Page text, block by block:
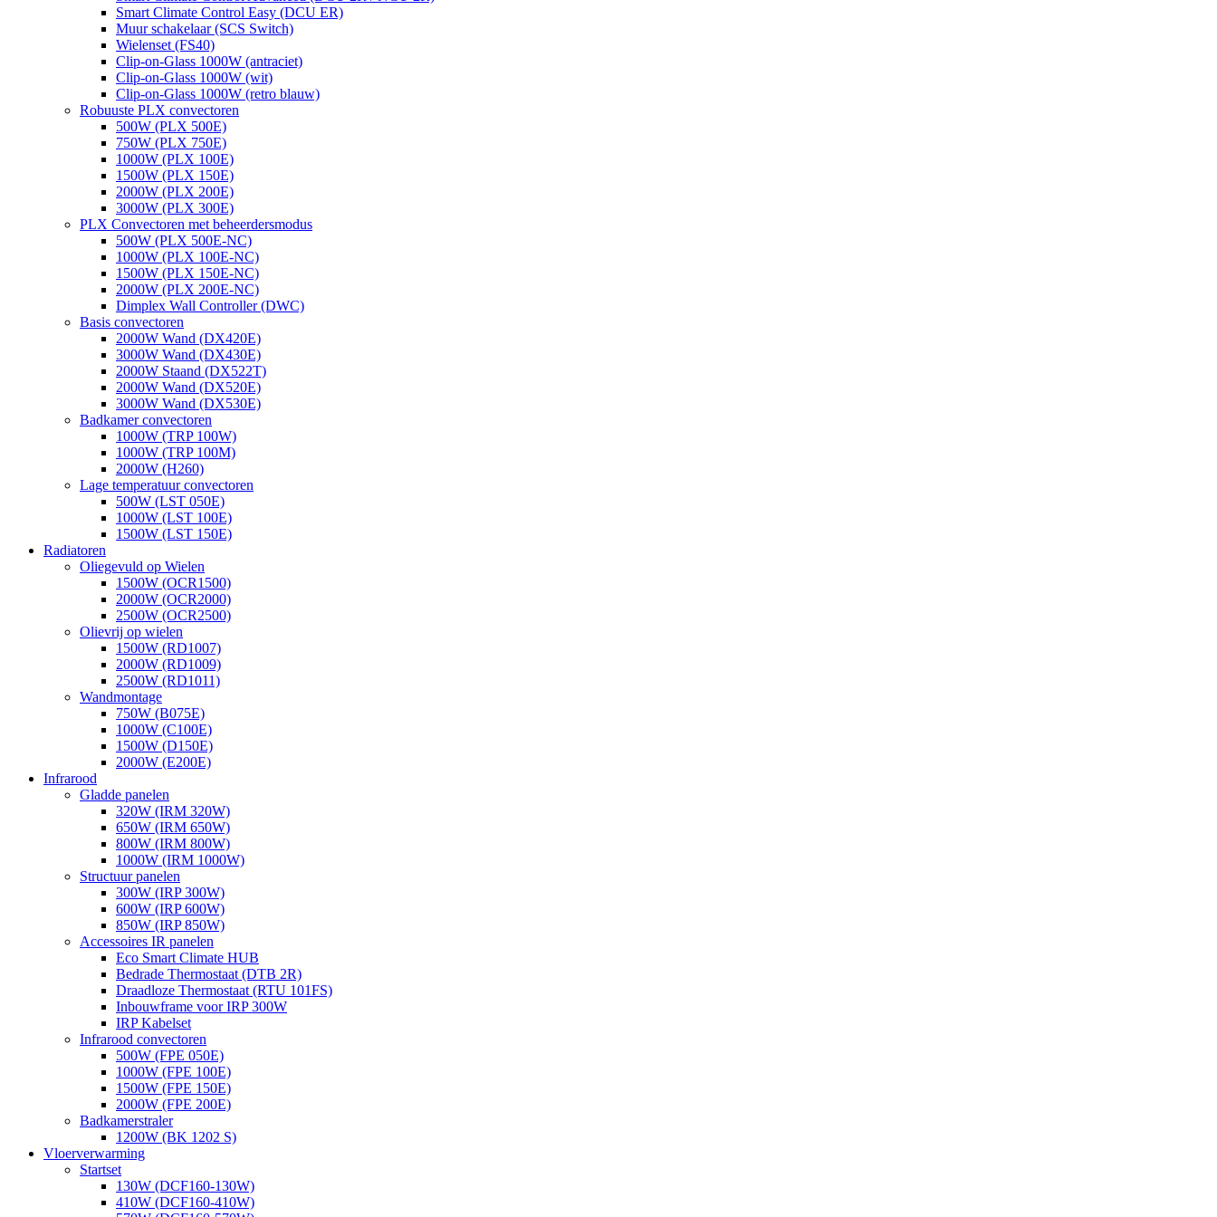
Smart Climate Control Easy (DCU ER)
Muur schakelaar (SCS Switch)
Wielenset (FS40)
Clip-on-Glass 1000W (antraciet)
Clip-on-Glass 1000W (wit)
Clip-on-Glass 1000W (retro blauw)
Robuuste PLX convectoren
500W (PLX 500E)
750W (PLX 750E)
1000W (PLX 100E)
1500W (PLX 150E)
2000W (PLX 200E)
3000W (PLX 300E)
PLX Convectoren met beheerdersmodus
500W (PLX 500E-NC)
1000W (PLX 100E-NC)
1500W (PLX 150E-NC)
2000W (PLX 200E-NC)
Dimplex Wall Controller (DWC)
Basis convectoren
2000W Wand (DX420E)
3000W Wand (DX430E)
2000W Staand (DX522T)
2000W Wand (DX520E)
3000W Wand (DX530E)
Badkamer convectoren
1000W (TRP 100W)
1000W (TRP 100M)
2000W (H260)
Lage temperatuur convectoren
500W (LST 050E)
1000W (LST 100E)
1500W (LST 150E)
Radiatoren
Oliegevuld op Wielen
1500W (OCR1500)
2000W (OCR2000)
2500W (OCR2500)
Olievrij op wielen
1500W (RD1007)
2000W (RD1009)
2500W (RD1011)
Wandmontage
750W (B075E)
1000W (C100E)
1500W (D150E)
2000W (E200E)
Infrarood
Gladde panelen
320W (IRM 320W)
650W (IRM 650W)
800W (IRM 800W)
1000W (IRM 1000W)
Structuur panelen
300W (IRP 300W)
600W (IRP 600W)
850W (IRP 850W)
Accessoires IR panelen
Eco Smart Climate HUB
Bedrade Thermostaat (DTB 2R)
Draadloze Thermostaat (RTU 101FS)
Inbouwframe voor IRP 300W
IRP Kabelset
Infrarood convectoren
500W (FPE 050E)
1000W (FPE 100E)
1500W (FPE 150E)
2000W (FPE 200E)
Badkamerstraler
1200W (BK 1202 S)
Vloerverwarming
Startset
130W (DCF160-130W)
410W (DCF160-410W)